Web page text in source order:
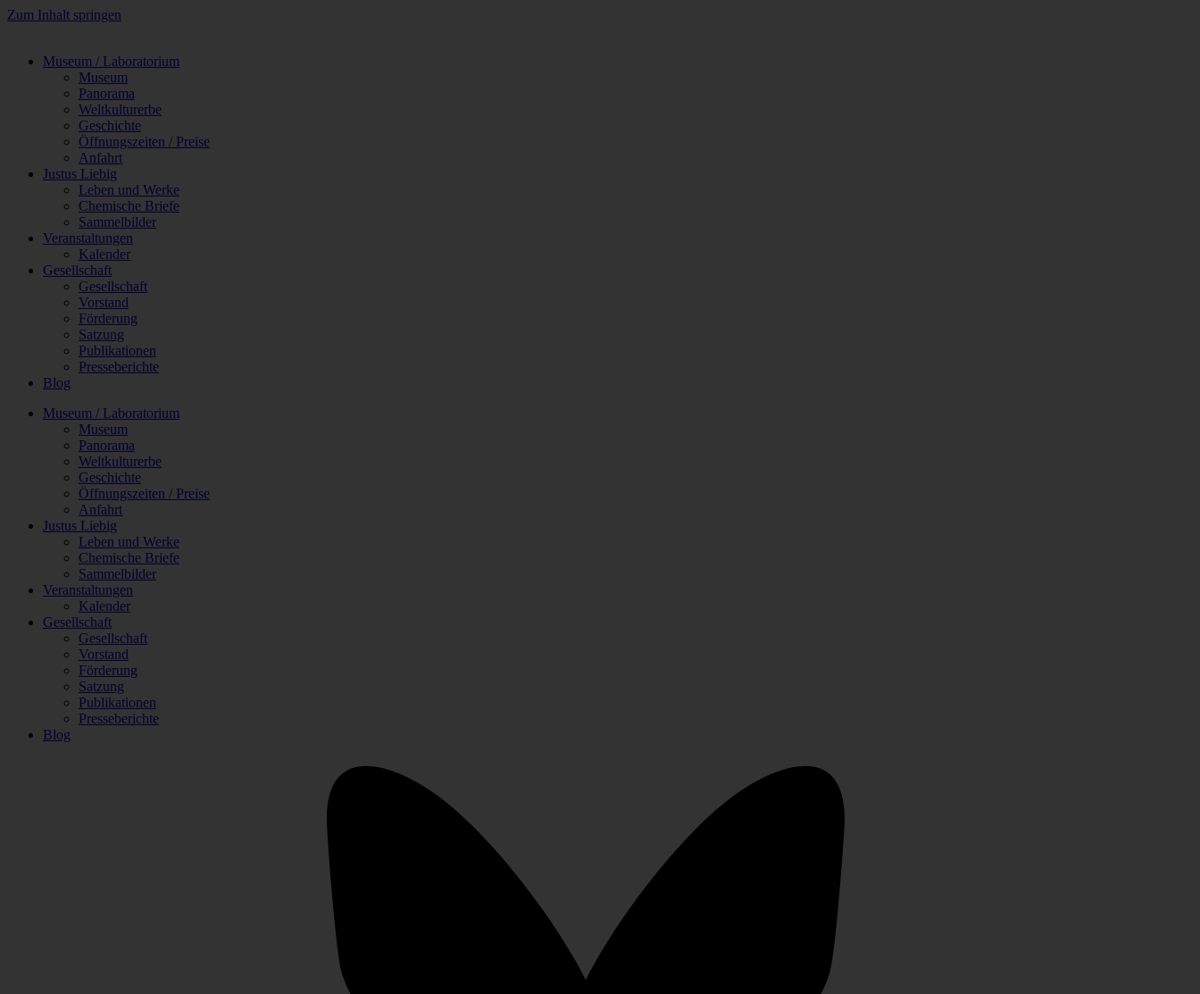
Zum Inhalt springen
Museum / Laboratorium
Museum
Panorama
Weltkulturerbe
Geschichte
Öffnungszeiten / Preise
Anfahrt
Justus Liebig
Leben und Werke
Chemische Briefe
Sammelbilder
Veranstaltungen
Kalender
Gesellschaft
Gesellschaft
Vorstand
Förderung
Satzung
Publikationen
Presseberichte
Blog
Museum / Laboratorium
Museum
Panorama
Weltkulturerbe
Geschichte
Öffnungszeiten / Preise
Anfahrt
Justus Liebig
Leben und Werke
Chemische Briefe
Sammelbilder
Veranstaltungen
Kalender
Gesellschaft
Gesellschaft
Vorstand
Förderung
Satzung
Publikationen
Presseberichte
Blog